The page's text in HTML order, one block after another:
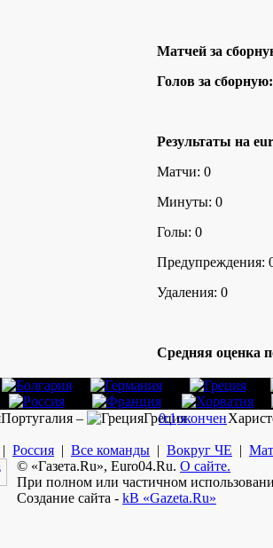
Матчей за
Голов за сборную:
Результаты на
Матчи: 0
Минуты: 0
Голы: 0
Предупреждения:
Удаления: 0
Средняя оценка
Португалия – Греция
0:1окончен
| Россия | Все команды | Вокруг ЧЕ |
© «Газета.Ru», Euro04.Ru. О сайте.
При полном или частичном
Создание сайта - kB «Gazeta.Ru»